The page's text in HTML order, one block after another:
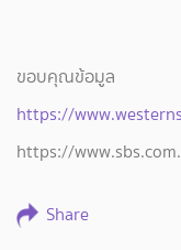
ขอบคุณข้อมูล
https://
https://
Share